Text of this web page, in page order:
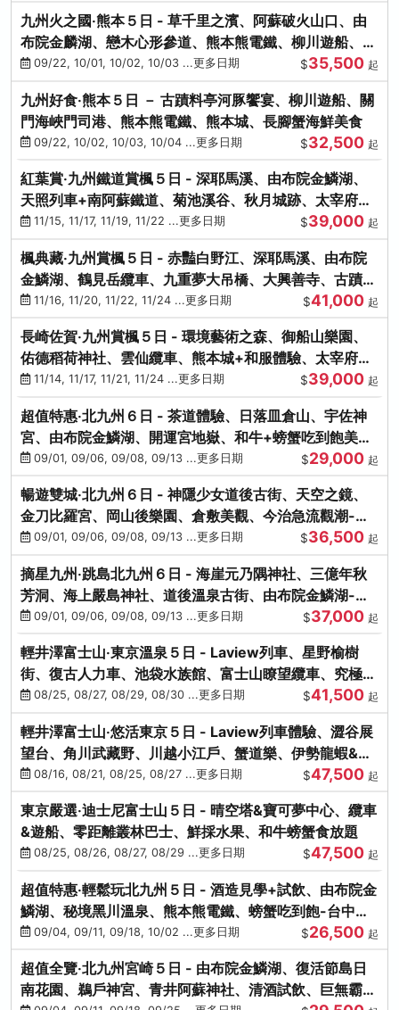
九州火之國‧熊本５日 - 草千里之濱、阿蘇破火山口、由
布院金麟湖、戀木心形參道、熊本熊電鐵、柳川遊船、地
獄蒸DIY
09/22, 10/01, 10/02, 10/03 ...更多日期 $35,500 起
九州好食‧熊本５日 － 古蹟料亭河豚饗宴、柳川遊船、關
門海峽門司港、熊本熊電鐵、熊本城、長腳蟹海鮮美食
09/22, 10/02, 10/03, 10/04 ...更多日期 $32,500 起
紅葉賞‧九州鐵道賞楓５日 - 深耶馬溪、由布院金鱗湖、
天照列車+南阿蘇鐵道、菊池溪谷、秋月城跡、太宰府天
滿宮、竈門神社
11/15, 11/17, 11/19, 11/22 ...更多日期 $39,000 起
楓典藏‧九州賞楓５日 - 赤豔白野江、深耶馬溪、由布院
金鱗湖、鶴見岳纜車、九重夢大吊橋、大興善寺、古蹟河
豚+和牛饗宴
11/16, 11/20, 11/22, 11/24 ...更多日期 $41,000 起
長崎佐賀‧九州賞楓５日 - 環境藝術之森、御船山樂園、
佑德稻荷神社、雲仙纜車、熊本城+和服體驗、太宰府天
滿宮、光明禪寺
11/14, 11/17, 11/21, 11/24 ...更多日期 $39,000 起
超值特惠‧北九州６日 - 茶道體驗、日落皿倉山、宇佐神
宮、由布院金鱗湖、開運宮地嶽、和牛+螃蟹吃到飽美
饌-台中出發
09/01, 09/06, 09/08, 09/13 ...更多日期 $29,000 起
暢遊雙城‧北九州６日 - 神隱少女道後古街、天空之鏡、
金刀比羅宮、岡山後樂園、倉敷美觀、今治急流觀潮-台
中出發
09/01, 09/06, 09/08, 09/13 ...更多日期 $36,500 起
摘星九州‧跳島北九州６日 - 海崖元乃隅神社、三億年秋
芳洞、海上嚴島神社、道後溫泉古街、由布院金鱗湖-台
中出發
09/01, 09/06, 09/08, 09/13 ...更多日期 $37,000 起
輕井澤富士山‧東京溫泉５日 - Laview列車、星野榆樹
街、復古人力車、池袋水族館、富士山瞭望纜車、究極海
鮮食放題
08/25, 08/27, 08/29, 08/30 ...更多日期 $41,500 起
輕井澤富士山‧悠活東京５日 - Laview列車體驗、澀谷展
望台、角川武藏野、川越小江戶、蟹道樂、伊勢龍蝦&海
膽生魚片
08/16, 08/21, 08/25, 08/27 ...更多日期 $47,500 起
東京嚴選‧迪士尼富士山５日 - 晴空塔&寶可夢中心、纜車
&遊船、零距離叢林巴士、鮮採水果、和牛螃蟹食放題
08/25, 08/26, 08/27, 08/29 ...更多日期 $47,500 起
超值特惠‧輕鬆玩北九州５日 - 酒造見學+試飲、由布院金
鱗湖、秘境黑川溫泉、熊本熊電鐵、螃蟹吃到飽-台中出
發09/04, 09/11, 09/18, 10/02 ...更多日期 $26,500 起
超值全覽‧北九州宮崎５日 - 由布院金鱗湖、復活節島日
南花園、鵜戶神宮、青井阿蘇神社、清酒試飲、巨無霸熊